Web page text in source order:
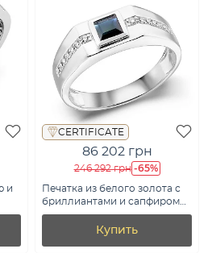
и
CERTIFICATE
86 202 грн
246 292 грн -65%
Печатка из белого золота с
бриллиантами и сапфиром
(арт. К341536015бс)
Купить